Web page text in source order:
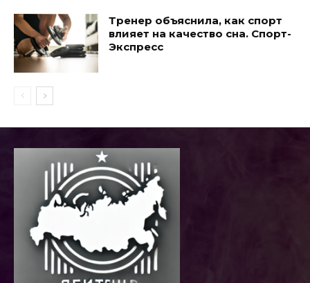
Тренер объяснила, как спорт
влияет на качество сна. Спорт-
Экспресс